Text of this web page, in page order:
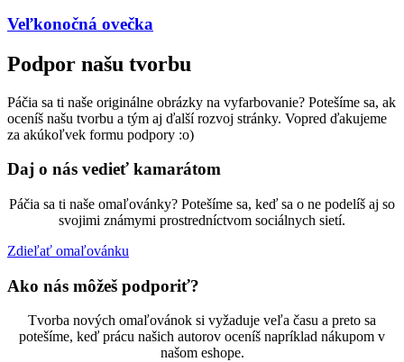
Veľkonočná ovečka
Podpor našu tvorbu
Páčia sa ti naše originálne obrázky na vyfarbovanie? Potešíme sa, ak
oceníš našu tvorbu a tým aj ďalší rozvoj stránky. Vopred ďakujeme
za akúkoľvek formu podpory :o)
Daj o nás vedieť kamarátom
Páčia sa ti naše omaľovánky? Potešíme sa, keď sa o ne podelíš aj so
svojimi známymi prostredníctvom sociálnych sietí.
Zdieľať omaľovánku
Ako nás môžeš podporiť?
Tvorba nových omaľovánok si vyžaduje veľa času a preto sa
potešíme, keď prácu našich autorov oceníš napríklad nákupom v
našom eshope.